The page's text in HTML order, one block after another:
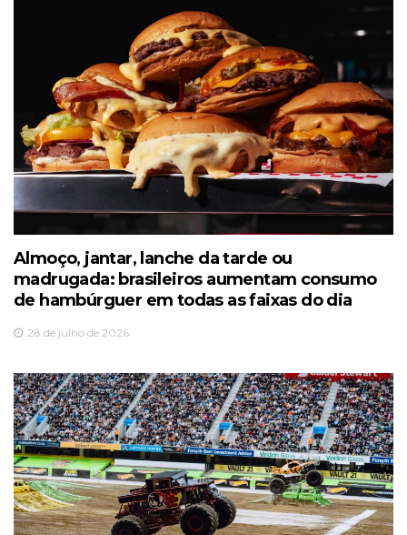
Almoço, jantar, lanche da tarde ou
madrugada: brasileiros aumentam consumo
de hambúrguer em todas as faixas do dia
28 de julho de 2026